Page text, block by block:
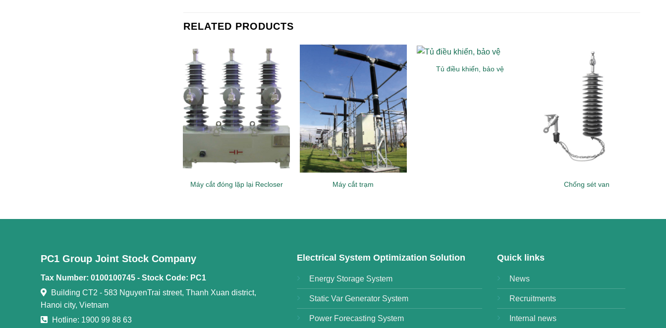
RELATED PRODUCTS
Máy cắt đóng lặp lại Recloser Máy cắt trạm
Tủ điều khiển, bảo vệ
Chống sét van
PC1 Group Joint Stock Company
Tax Number: 0100100745 - Stock Code: PC1
Building CT2 - 583 NguyenTrai street, Thanh Xuan district,
Hanoi city, Vietnam
Hotline: 1900 99 88 63
Electrical System Optimization Solution
Energy Storage System
Static Var Generator System
Power Forecasting System
Quick links
News
Recruitments
Internal news